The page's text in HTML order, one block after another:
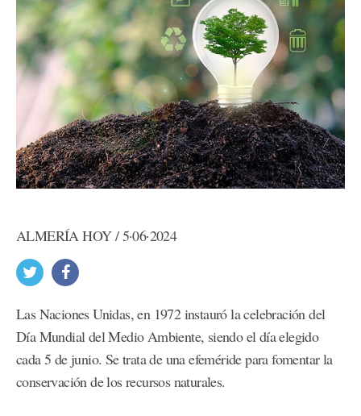
ALMERÍA HOY / 5·06·2024
Las Naciones Unidas, en 1972 instauró la celebración del
Día Mundial del Medio Ambiente, siendo el día elegido
cada 5 de junio. Se trata de una efeméride para fomentar la
conservación de los recursos naturales.